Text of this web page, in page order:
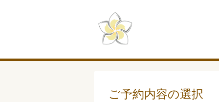
ご予約内容の選択
5:00
6:00